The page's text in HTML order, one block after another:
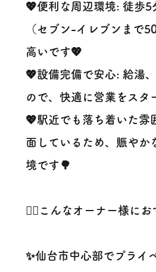
💖便利な周辺環境: 徒歩
（セブン-イレブンまで
高いです💖
💖設備完備で安心: 給湯
ので、快適に営業をスタ
💖駅近でも落ち着いた雰
面しているため、賑やか
境です🌳
🙋‍♀️こんなオーナー様に
✨仙台市中心部でプライ